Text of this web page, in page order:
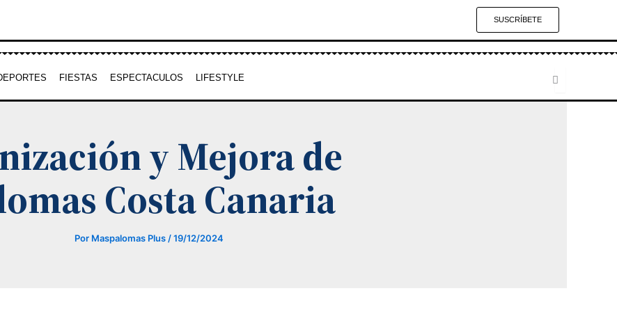
SUSCRÍBETE
FIESTAS ESPECTACULOS LIFESTYLE
y Mejora de
Costa Canaria
Por Maspalomas Plus /19/12/2024